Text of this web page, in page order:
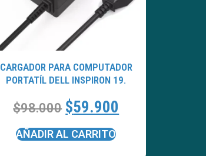
CARGADOR PARA COMPUTADOR
PORTATÍL DELL INSPIRON 19.
$98.000 $59.900
AÑADIR AL CARRITO